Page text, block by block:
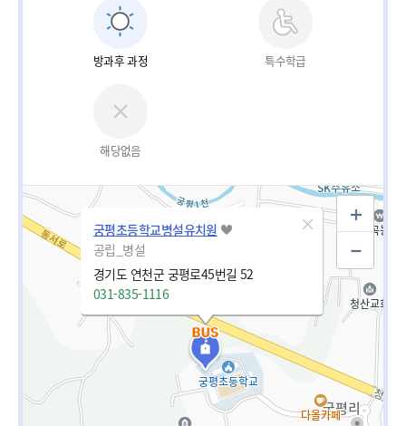
방과후 과정 특수학급
해당없음
궁평초등학교병설유치원
공립_병설
경기도 연천군 궁평로45번길 52
031-835-1116